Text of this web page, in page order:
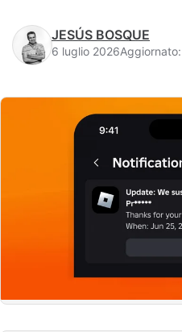
JESÚS BOSQUE
6 luglio 2026